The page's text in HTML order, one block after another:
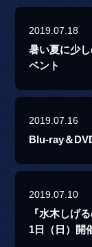
2019.07.18
暑い夏に少
ベント
2019.07.16
Blu-ray＆
2019.07.10
『水木しげ
1日（日）開